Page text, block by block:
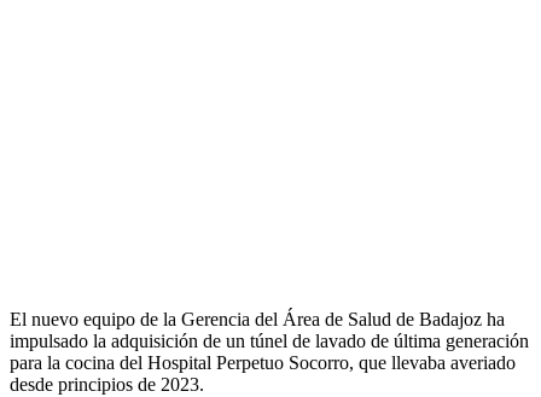
El nuevo equipo de la Gerencia del Área de Salud de Badajoz ha
impulsado la adquisición de un túnel de lavado de última generación
para la cocina del Hospital Perpetuo Socorro, que llevaba averiado
desde principios de 2023.